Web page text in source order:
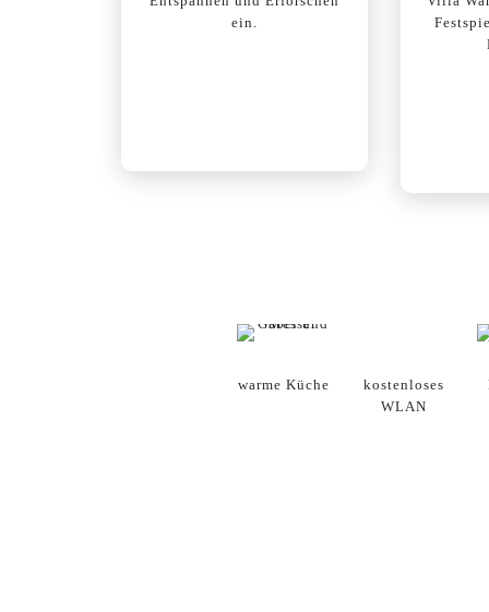
ein.
warme Küche
kostenloses
WLAN